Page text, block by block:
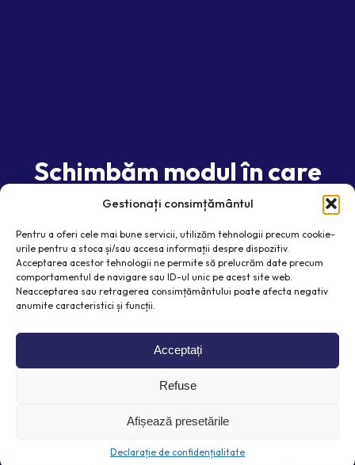
Gestionați consimțământul
Pentru a oferi cele mai bune servicii, utilizăm tehnologii precum cookie-
urile pentru a stoca și/sau accesa informații despre dispozitiv.
Acceptarea acestor tehnologii ne permite să prelucrăm date precum
comportamentul de navigare sau ID-ul unic pe acest site web.
Neacceptarea sau retragerea consimțământului poate afecta negativ
anumite caracteristici și funcții.
Acceptați
Refuse
Afișează presetările
Declarație de confidențialitate
Schimbăm modul în care
funcționează cupoanele de
reducere în
comerțul electronic
Câștigați clienți pe care nu îi puteți obține prin
canalele tradiționale de marketing.
Încearcă gratuit timp de 30 de zile